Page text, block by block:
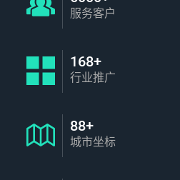
服务客户
168+
行业推广
88+
城市坐标